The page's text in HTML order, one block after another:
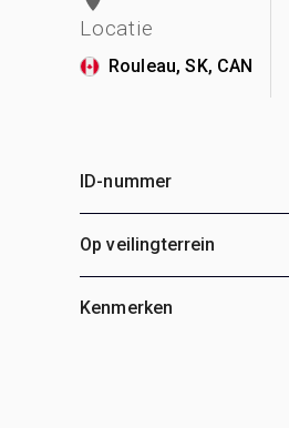
Locatie
Rouleau, SK, CAN
ID-nummer
Op veilingterrein
Kenmerken